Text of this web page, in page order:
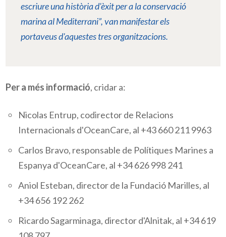
escriure una història d'èxit per a la conservació
marina al Mediterrani”, van manifestar els
portaveus d'aquestes tres organitzacions.
Per a més informació, cridar a:
Nicolas Entrup, codirector de Relacions
Internacionals d'OceanCare, al +43 660 211 9963
Carlos Bravo, responsable de Polítiques Marines a
Espanya d'OceanCare, al +34 626 998 241
Aniol Esteban, director de la Fundació Marilles, al
+34 656 192 262
RicardoSagarminaga, director d'Alnitak, al +34 619